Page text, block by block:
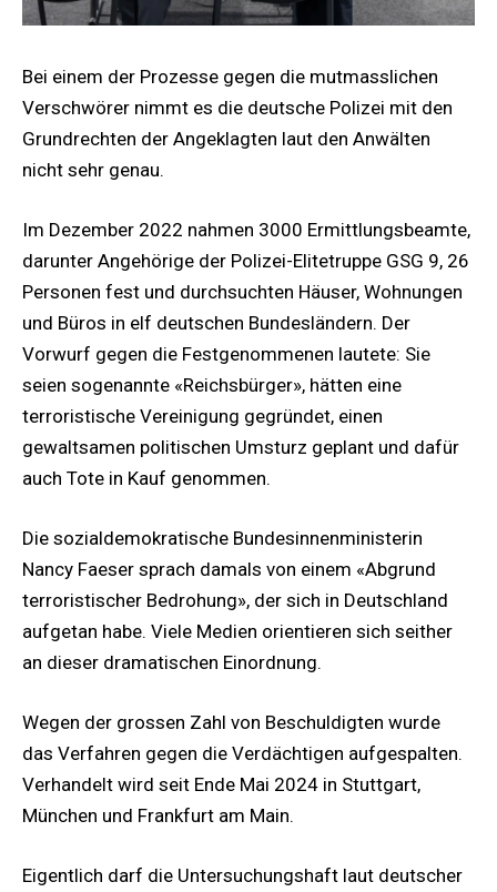
Bei einem der Prozesse gegen die mutmasslichen
Verschwörer nimmt es die deutsche Polizei mit den
Grundrechten der Angeklagten laut den Anwälten
nicht sehr genau.
Im Dezember 2022 nahmen 3000 Ermittlungsbeamte,
darunter Angehörige der Polizei-Elitetruppe GSG 9, 26
Personen fest und durchsuchten Häuser, Wohnungen
und Büros in elf deutschen Bundesländern. Der
Vorwurf gegen die Festgenommenen lautete: Sie
seien sogenannte «Reichsbürger», hätten eine
terroristische Vereinigung gegründet, einen
gewaltsamen politischen Umsturz geplant und dafür
auch Tote in Kauf genommen.
Die sozialdemokratische Bundesinnenministerin
Nancy Faeser sprach damals von einem «Abgrund
terroristischer Bedrohung», der sich in Deutschland
aufgetan habe. Viele Medien orientieren sich seither
an dieser dramatischen Einordnung.
Wegen der grossen Zahl von Beschuldigten wurde
das Verfahren gegen die Verdächtigen aufgespalten.
Verhandelt wird seit Ende Mai 2024 in Stuttgart,
München und Frankfurt am Main.
Eigentlich darf die Untersuchungshaft laut deutscher